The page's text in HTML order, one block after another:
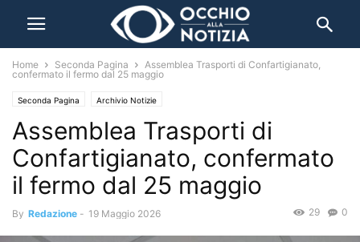
Home Seconda Pagina
Assemblea Trasporti di Confartigianato,
confermato il fermo dal 25 maggio
Seconda Pagina Archivio Notizie
Assemblea Trasporti di
Confartigianato, confermato
il fermo dal 25 maggio
By Redazione - 19 Maggio 2026 0
29